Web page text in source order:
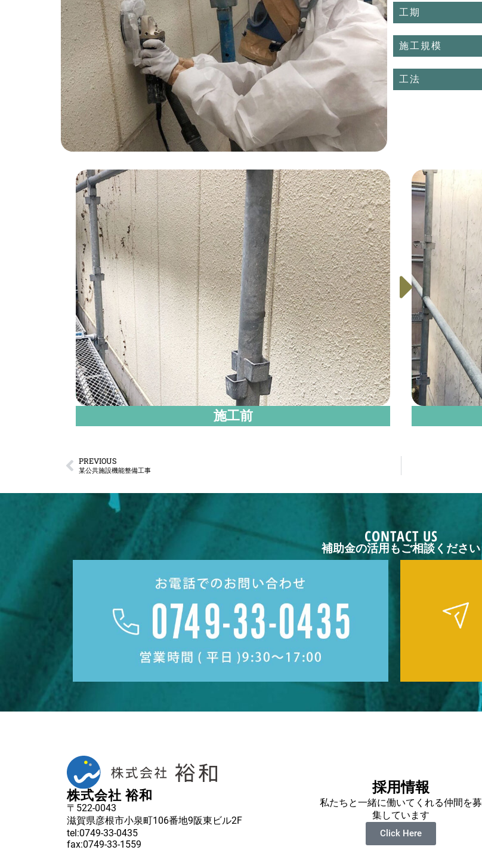
工期
施工規模
工法
施工前
PREVIOUS
某公共施設機能整備工事
CONTACT US
補助金の活用もご相談ください
株式会社 裕和
〒522-0043
滋賀県彦根市小泉町106番地9阪東ビル2F
tel:0749-33-0435
fax:0749-33-1559
採用情報
私たちと一緒に働いてくれる仲間を募
集しています
Click Here